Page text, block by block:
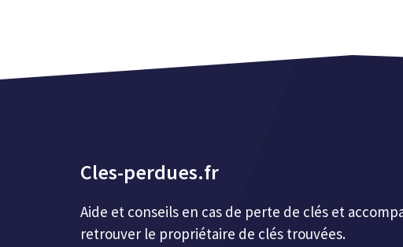
Cles-perdues.fr
Aide et conseils en cas de perte de clés et
retrouver le propriétaire de clés trouvées.